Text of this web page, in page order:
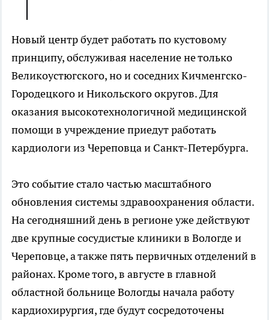
Новый центр будет работать по кустовому
принципу, обслуживая население не только
Великоустюгского, но и соседних Кичменгско-
Городецкого и Никольского округов. Для
оказания высокотехнологичной медицинской
помощи в учреждение приедут работать
кардиологи из Череповца и Санкт-Петербурга.
Это событие стало частью масштабного
обновления системы здравоохранения области.
На сегодняшний день в регионе уже действуют
две крупные сосудистые клиники в Вологде и
Череповце, а также пять первичных отделений в
районах. Кроме того, в августе в главной
областной больнице Вологды начала работу
кардиохирургия, где будут сосредоточены